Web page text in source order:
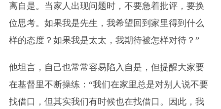
离自是。当家人出现问题时，不要急着批评，要换
位思考。如果我是先生，我希望回到家里得到什么
样的态度？如果我是太太，我期待被怎样对待？”
他坦言，自己也常常容易陷入自是，但提醒大家要
在基督里不断操练：“我们在家里总是对别人说不要
找借口，但其实我们有时候也在找借口。因此，我